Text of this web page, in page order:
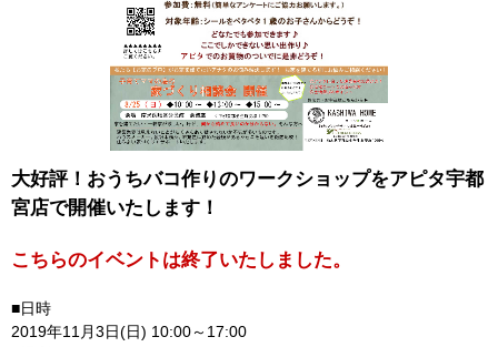
大好評！おうちバコ作りのワークショップをアピタ宇都
宮店で開催いたします！
こちらのイベントは終了いたしました。
■日時
2019年11月3日(日) 10:00～17:00